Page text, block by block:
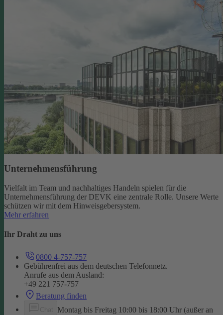
Unternehmensführung
Vielfalt im Team und nachhaltiges Handeln spielen für die
Unternehmensführung der DEVK eine zentrale Rolle. Unsere Werte
schützen wir mit dem Hinweisgebersystem.
Mehr erfahren
Ihr Draht zu uns
0800 4-757-757
Gebührenfrei aus dem deutschen Telefonnetz.
Anrufe aus dem Ausland:
+49 221 757-757
Beratung finden
Montag bis Freitag 10:00 bis 18:00 Uhr (außer an